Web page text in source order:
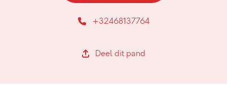
+32468137764
Deel dit pand